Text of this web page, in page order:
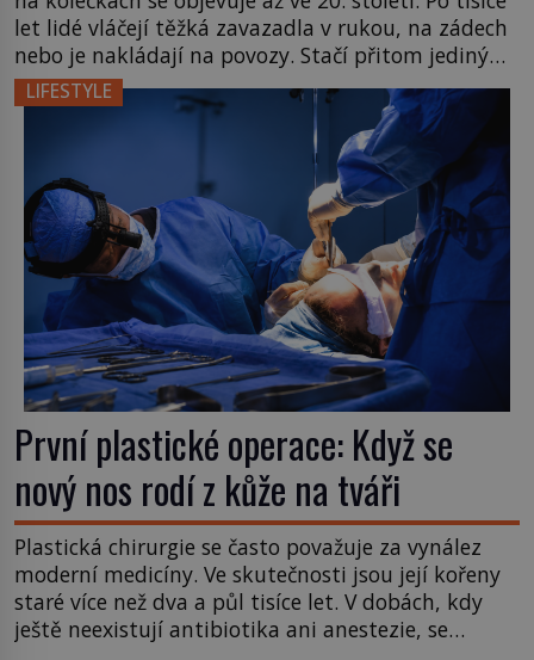
let lidé vláčejí těžká zavazadla v rukou, na zádech
nebo je nakládají na povozy. Stačí přitom jediný
nápad, připevnit ke kufru kolečka. Jenže právě ten
nikdo dlouho nedostane. Až jednou se na letišti
LIFESTYLE
První plastické operace: Když se
nový nos rodí z kůže na tváři
Plastická chirurgie se často považuje za vynález
moderní medicíny. Ve skutečnosti jsou její kořeny
staré více než dva a půl tisíce let. V dobách, kdy
ještě neexistují antibiotika ani anestezie, se